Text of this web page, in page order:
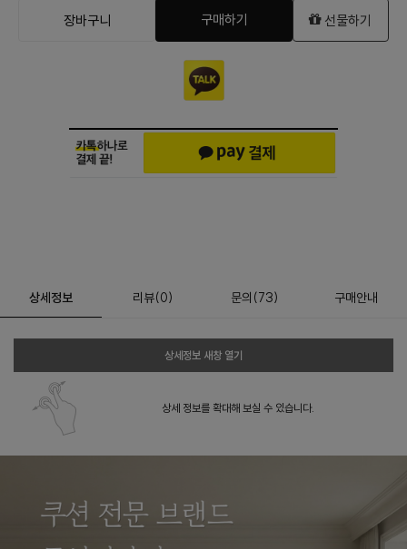
장바구니 구매하기 선물하기
상세정보 리뷰(0) 문의 (73) 구매안내
상세정보 새창 열기
상세 정보를 확대해 보실 수 있습니다.